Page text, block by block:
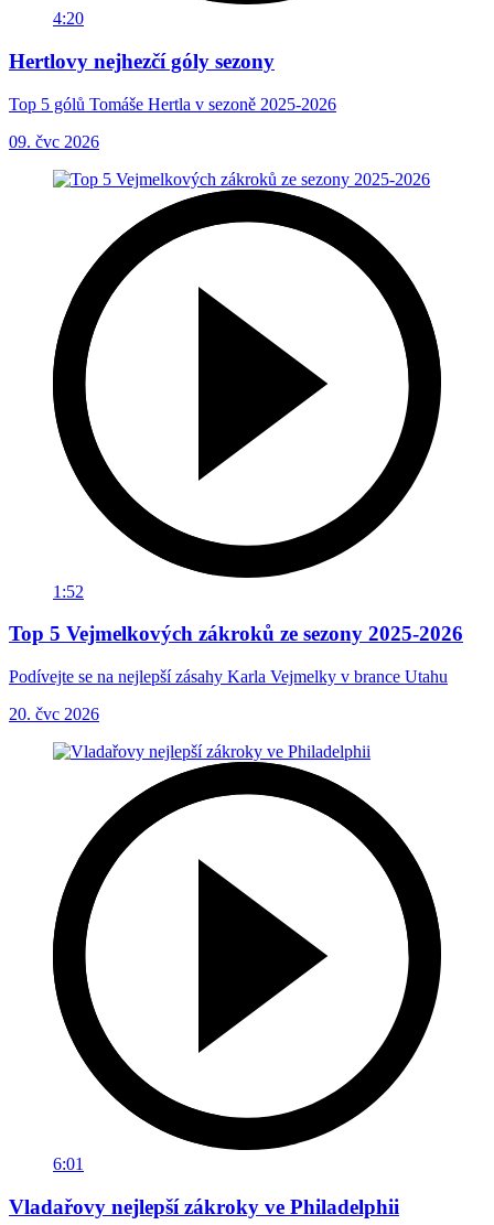
4:20
Hertlovy nejhezčí góly sezony
Top 5 gólů Tomáše Hertla v sezoně 2025-2026
09. čvc 2026
1:52
Top 5 Vejmelkových zákroků ze sezony 2025-2026
Podívejte se na nejlepší zásahy Karla Vejmelky v brance Utahu
20. čvc 2026
6:01
Vladařovy nejlepší zákroky ve Philadelphii